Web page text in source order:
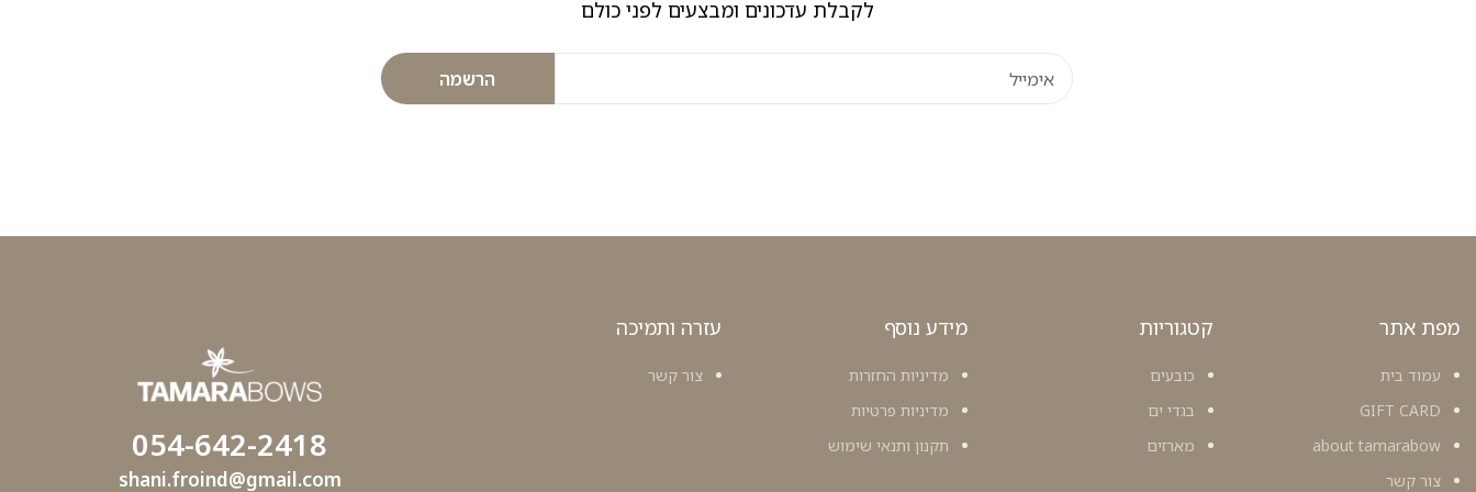
לקבלת עדכונים ומבצעים לפני כולם
הרשמה
מפת אתר
עמוד בית
GIFT CARD
about tamarabow
צור קשר
קטגוריות
כובעים
בגדי ים
מארזים
מידע נוסף
מדיניות החזרות
מדיניות פרטיות
תקנון ותנאי שימוש
עזרה ותמיכה
צור קשר
054-642-2418
shani.froind@gmail.com